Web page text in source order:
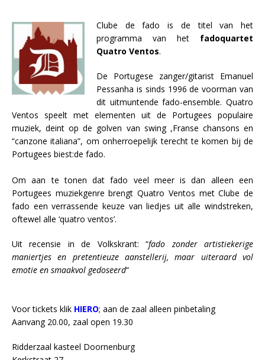
Clube de fado is de titel van het
programma van het fadoquartet
Quatro Ventos.
De Portugese zanger/gitarist Emanuel
Pessanha is sinds 1996 de voorman van
dit uitmuntende fado-ensemble. Quatro
Ventos speelt met elementen uit de Portugees populaire
muziek, deint op de golven van swing ,Franse chansons en
“canzone italiana”, om onherroepelijk terecht te komen bij de
Portugees biest:de fado.
Om aan te tonen dat fado veel meer is dan alleen een
Portugees muziekgenre brengt Quatro Ventos met Clube de
fado een verrassende keuze van liedjes uit alle windstreken,
oftewel alle ‘quatro ventos’.
Uit recensie in de Volkskrant: “fado zonder artistiekerige
maniertjes en pretentieuze aanstellerij, maar uiteraard vol
emotie en smaakvol gedoseerd“
Voor tickets klik HIERO; aan de zaal alleen pinbetaling
Aanvang 20.00, zaal open 19.30
Ridderzaal kasteel Doornenburg